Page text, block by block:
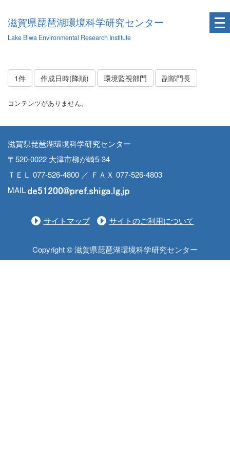
滋賀県琵琶湖環境科学研究センター
Lake Biwa Environmental Research Institute
1件 作成日時(降順) 環境監視部門 副部門長
コンテンツがありません。
滋賀県琵琶湖環境科学研究センター
〒520-0022 大津市柳が崎5-34
ＴＥＬ 077-526-4800 ／ ＦＡＸ 077-526-4803
MAIL
サイトマップ サイトのご利用について
Copyright © 滋賀県琵琶湖環境科学研究センター